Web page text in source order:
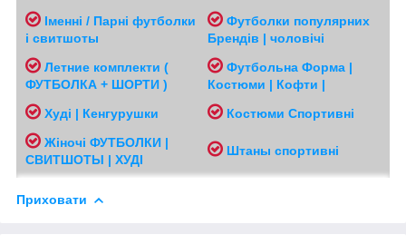
Іменні / Парні футболки
і свитшоты
Футболки популярних
Брендів | чоловічі
Летние комплекти (
ФУТБОЛКА + ШОРТИ )
Футбольна Форма |
Костюми | Кофти |
Худі | Кенгурушки
Костюми Спортивні
Жіночі ФУТБОЛКИ |
СВИТШОТЫ | ХУДІ
Штаны спортивні
Приховати